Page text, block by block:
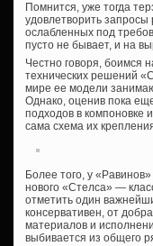
Помнится, уже тогда
удовлетворить запросы
ослабленных под
пусто не бывает, и на
Честно говоря, боимся
технических решений
мире ее модели
Однако, оценив пока
подходов в компоновке
сама схема их
Более того, у
нового «Стелса» —
отметить один
консервативен, от
материалов и
выбивается из общего